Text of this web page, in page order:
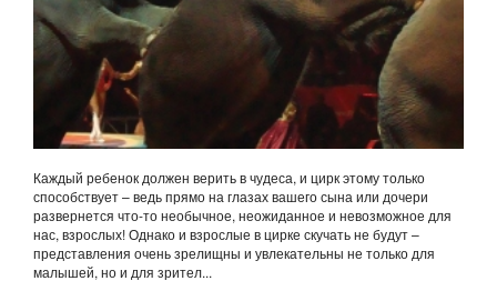
Каждый ребенок должен верить в чудеса, и цирк этому только
способствует – ведь прямо на глазах вашего сына или дочери
развернется что-то необычное, неожиданное и невозможное для
нас, взрослых! Однако и взрослые в цирке скучать не будут –
представления очень зрелищны и увлекательны не только для
малышей, но и для зрител...